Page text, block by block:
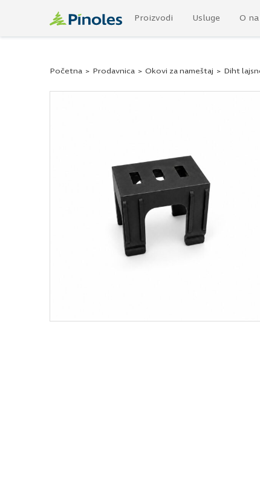
Proizvodi Usluge O
Početna > Prodavnica > Okovi za nameštaj > Diht